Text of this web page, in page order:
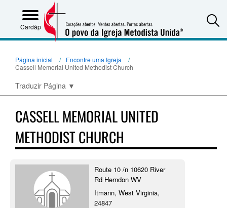
Cardápio
Página inicial
Encontre uma Igreja
Cassell Memorial United Methodist Church
Traduzir Página ▼
CASSELL MEMORIAL UNITED
METHODIST CHURCH
Route 10 /n 10620 River
Rd Herndon WV
Itmann, West Virginia,
24847